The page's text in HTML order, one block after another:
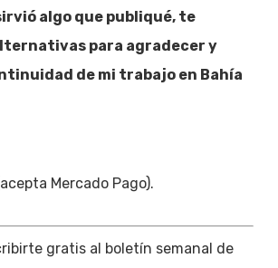
algo que publiqué, te
para agradecer y
de mi trabajo en Bahía
Mercado Pago).
gratis al boletín semanal de